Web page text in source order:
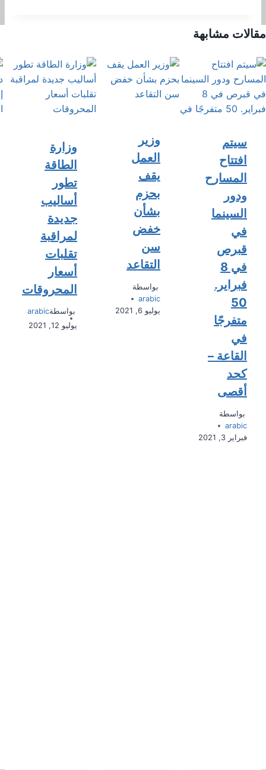
مقالات مشابهة
سيتم
افتتاح
المسارح
ودور
السينما
في
قبرص
في 8
فبراير.
50
متفرجًا
في
القاعة –
كحد
أقصى
بواسطة
arabic
فبراير 3, 2021
وزير
العمل
يقف
بحزم
بشأن
خفض
سن
التقاعد
بواسطة
arabic
يوليو 6, 2021
وزارة
الطاقة
تطور
أساليب
جديدة
لمراقبة
تقلبات
أسعار
المحروقات
بواسطةarabic
يوليو 12, 2021